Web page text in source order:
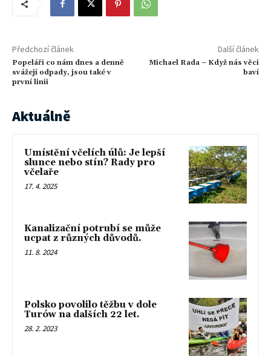
Předchozí článek
Popeláři co nám dnes a denně
svážejí odpady, jsou také v
první linii
Další článek
Michael Rada – Když nás věci
baví
Aktuálně
Umístění včelích úlů: Je lepší
slunce nebo stín? Rady pro
včelaře
17. 4. 2025
Kanalizační potrubí se může
ucpat z různých důvodů.
11. 8. 2024
Polsko povolilo těžbu v dole
Turów na dalších 22 let.
28. 2. 2023